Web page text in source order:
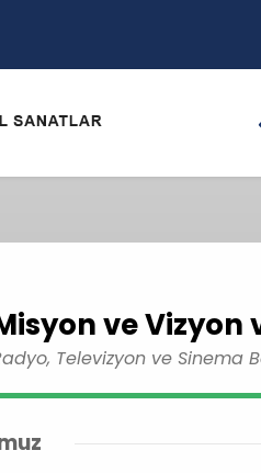
ve Vizyon
Televizyon ve Sinema